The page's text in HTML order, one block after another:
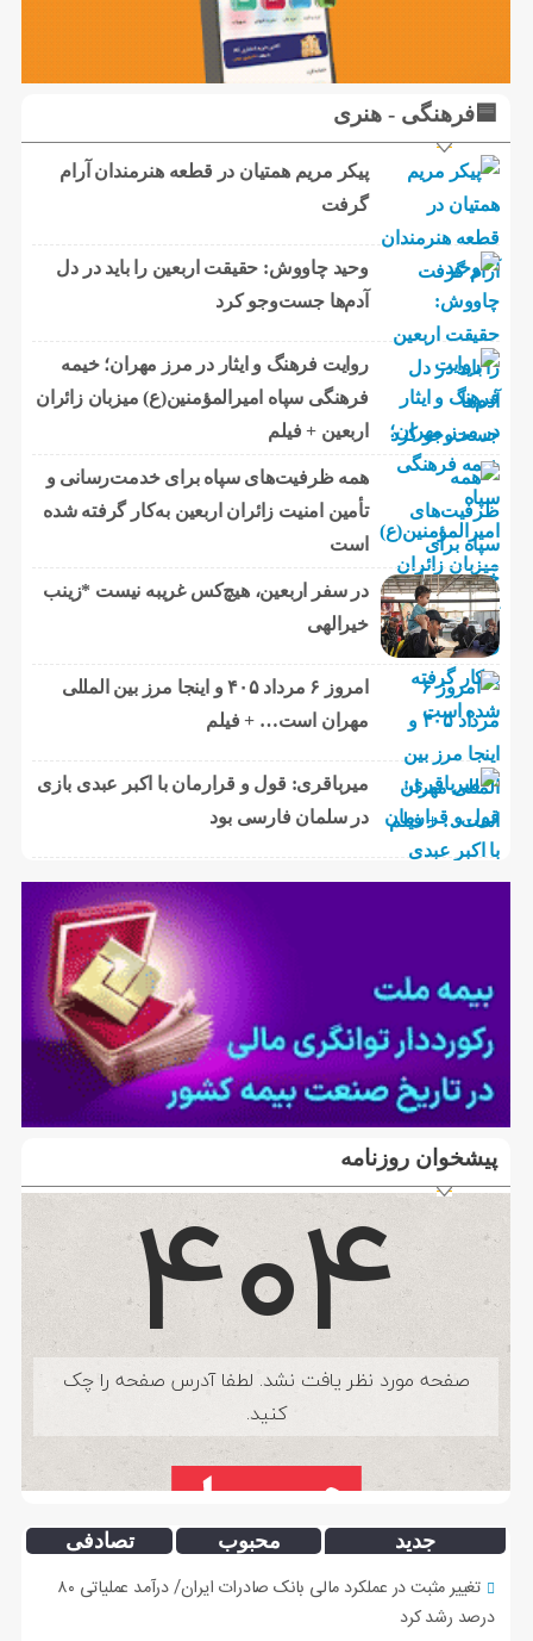
🟦فرهنگی - هنری
پیکر مریم همتیان در قطعه هنرمندان آرام
گرفت
وحید چاووش: حقیقت اربعین را باید در دل
آدم‌ها جست‌وجو کرد
روایت فرهنگ و ایثار در مرز مهران؛ خیمه
فرهنگی سپاه امیرالمؤمنین(ع) میزبان زائران
اربعین + فیلم
همه ظرفیت‌های سپاه برای خدمت‌رسانی و
تأمین امنیت زائران اربعین به‌کار گرفته شده
است
در سفر اربعین، هیچ‌کس غریبه نیست *زینب
خیرالهی
امروز ۶ مرداد ۴۰۵ و اینجا مرز بین المللی
مهران است… + فیلم
میرباقری: قول و قرارمان با اکبر عبدی بازی
در سلمان فارسی بود
پیشخوان روزنامه
جدید محبوب تصادفی
تغییر مثبت در عملکرد مالی بانک صادرات ایران/ درآمد عملیاتی ۸۰
درصد رشد کرد